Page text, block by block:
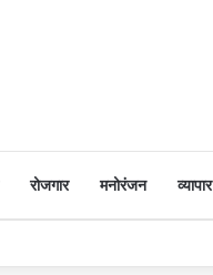
रोजगार मनोरंजन व्यापार